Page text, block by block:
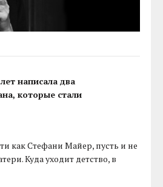
написала два
которые стали
как Стефани Майер, пусть и не
Куда уходит детство, в